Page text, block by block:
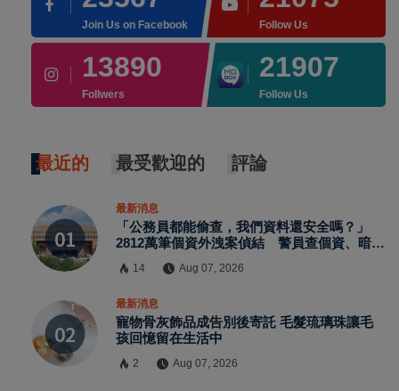
Join Us on Facebook Follow Us
13890
Follwers
21907
Follow Us
最近的 最受歡迎的 評論
最新消息
「公務員都能偷查，我們資料還安全嗎？」
2812萬筆個資外洩案偵結 警員查個資、暗網
14 Aug 07, 2026
最新消息
寵物骨灰飾品成告別後寄託 毛髮琉璃珠讓毛
孩回憶留在生活中
2 Aug 07, 2026